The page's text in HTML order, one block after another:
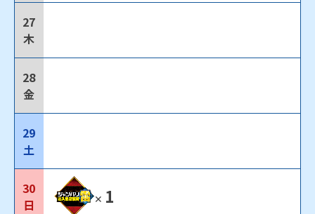
27
木
28
金
29
土
30
日
✕ 1